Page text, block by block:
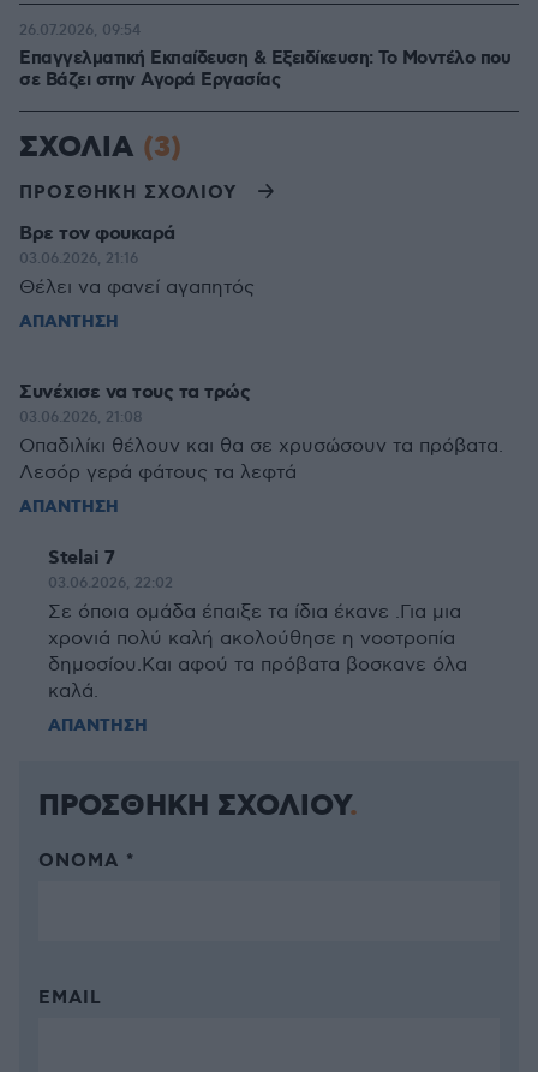
Επαγγελματική Εκπαίδευση & Εξειδίκευση: Το Mοντέλο που
σε Bάζει στην Aγορά Eργασίας
26.07.2026, 09:54
ΣΧΟΛΙΑ (3)
ΠΡΟΣΘΗΚΗ ΣΧΟΛΙΟΥ
Βρε τον φουκαρά
03.06.2026, 21:16
Θέλει να φανεί αγαπητός
ΑΠΑΝΤΗΣΗ
Συνέχισε να τους τα τρώς
03.06.2026, 21:08
Οπαδιλίκι θέλουν και θα σε χρυσώσουν τα πρόβατα.
Λεσόρ γερά φάτους τα λεφτά
ΑΠΑΝΤΗΣΗ
Stelai 7
03.06.2026, 22:02
Σε όποια ομάδα έπαιξε τα ίδια έκανε .Για μια
χρονιά πολύ καλή ακολούθησε η νοοτροπία
δημοσίου.Και αφού τα πρόβατα βοσκανε όλα
καλά.
ΑΠΑΝΤΗΣΗ
ΠΡΟΣΘΗΚΗ ΣΧΟΛΙΟΥ
ΌΝΟΜΑ *
EMAIL